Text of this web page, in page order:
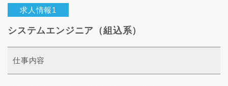
求人情報1
システムエンジニア（組込系）
仕事内容